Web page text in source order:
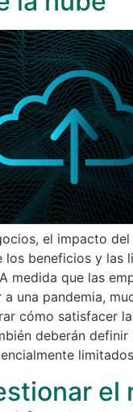
el impacto
los beneficios y las
medida que las
una pandemia,
cómo satisfacer
deberán
el